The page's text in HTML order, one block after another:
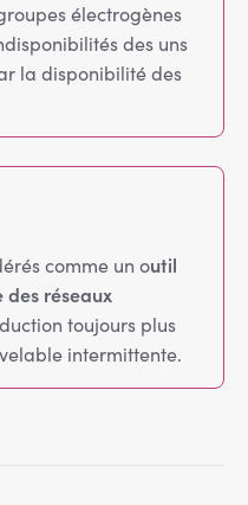
électrogènes
des uns
la disponibilité des
comme un outil
des réseaux
toujours plus
intermittente.